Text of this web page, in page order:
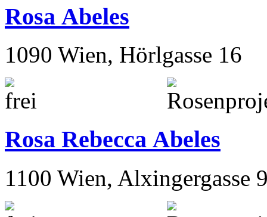
Rosa Abeles
1090 Wien, Hörlgasse 16
Rosa Rebecca Abeles
1100 Wien, Alxingergasse